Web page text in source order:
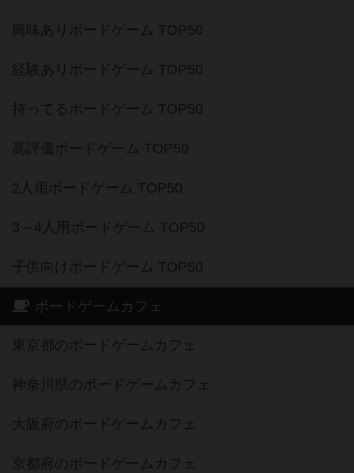
興味ありボードゲーム TOP50
経験ありボードゲーム TOP50
持ってるボードゲーム TOP50
高評価ボードゲーム TOP50
2人用ボードゲーム TOP50
3～4人用ボードゲーム TOP50
子供向けボードゲーム TOP50
ボードゲームカフェ
東京都のボードゲームカフェ
神奈川県のボードゲームカフェ
大阪府のボードゲームカフェ
京都府のボードゲームカフェ